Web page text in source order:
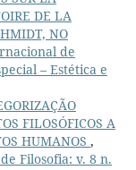
DE LA
NO
de
– Estética e
FILOSÓFICOS A
HUMANOS ,
Filosofia: v. 8 n.